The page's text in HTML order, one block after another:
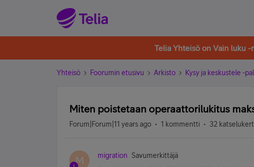
Telia Yhteisö on Vain luku
Yhteisö Foorumin etusivu Arkisto Kysy ja keskustele -
Miten poistetaan operaattorilukitus
Forum|Forum|11 years ago 1 kommentti 32
M migration
Savumerkittäjä